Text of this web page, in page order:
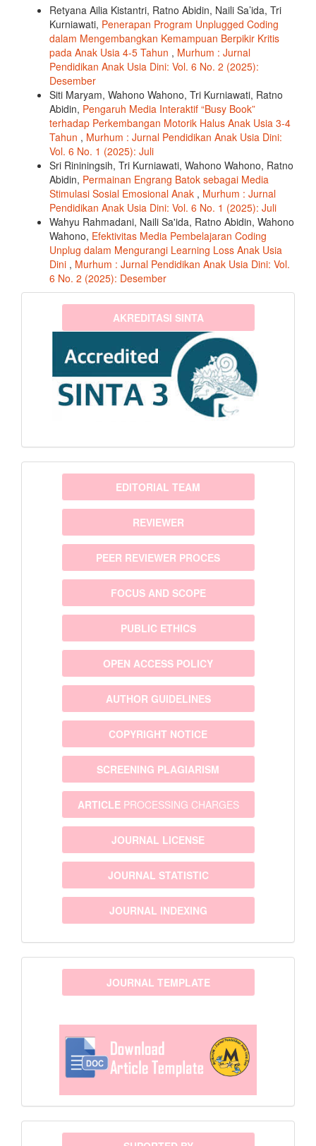
Retyana Ailia Kistantri, Ratno Abidin, Naili Sa’ida, Tri
Kurniawati, Penerapan Program Unplugged Coding
dalam Mengembangkan Kemampuan Berpikir Kritis
pada Anak Usia 4-5 Tahun , Murhum : Jurnal
Pendidikan Anak Usia Dini: Vol. 6 No. 2 (2025):
Desember
Siti Maryam, Wahono Wahono, Tri Kurniawati, Ratno
Abidin, Pengaruh Media Interaktif “Busy Book”
terhadap Perkembangan Motorik Halus Anak Usia 3-4
Tahun , Murhum : Jurnal Pendidikan Anak Usia Dini:
Vol. 6 No. 1 (2025): Juli
Sri Rininingsih, Tri Kurniawati, Wahono Wahono, Ratno
Abidin, Permainan Engrang Batok sebagai Media
Stimulasi Sosial Emosional Anak , Murhum : Jurnal
Pendidikan Anak Usia Dini: Vol. 6 No. 1 (2025): Juli
Wahyu Rahmadani, Naili Sa'ida, Ratno Abidin, Wahono
Wahono, Efektivitas Media Pembelajaran Coding
Unplug dalam Mengurangi Learning Loss Anak Usia
Dini , Murhum : Jurnal Pendidikan Anak Usia Dini: Vol.
6 No. 2 (2025): Desember
sinta3 AKREDITASI SINTA
menu EDITORIAL TEAM
REVIEWER
PEER REVIEWER PROCES
FOCUS AND SCOPE
PUBLIC ETHICS
OPEN ACCESS POLICY
AUTHOR GUIDELINES
COPYRIGHT NOTICE
SCREENING PLAGIARISM
ARTICLEPROCESSING CHARGES
JOURNAL LICENSE
JOURNAL STATISTIC
JOURNAL INDEXING
templateJOURNAL TEMPLATE
sponsor